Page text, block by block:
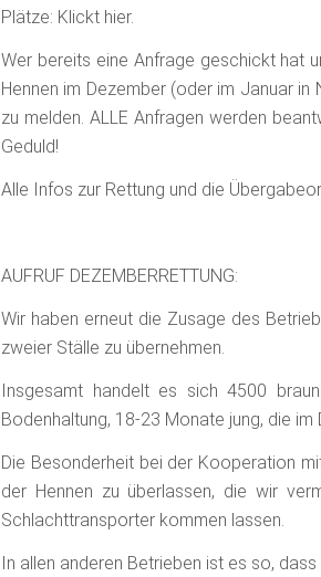
Plätze: Klickt hier.
Wer bereits eine Anfrage geschickt hat
Hennen im Dezember (oder im Januar
zu melden. ALLE Anfragen werden
Geduld!
Alle Infos zur Rettung und die
AUFRUF DEZEMBERRETTUNG:
Wir haben erneut die Zusage des
zweier Ställe zu übernehmen.
Insgesamt handelt es sich 4500
Bodenhaltung, 18-23 Monate jung, die
Die Besonderheit bei der Kooperation
der Hennen zu überlassen, die wir
Schlachttransporter kommen lassen.
In allen anderen Betrieben ist es so,